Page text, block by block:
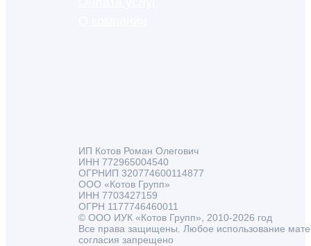
ИП Котов Роман Олегович
ИНН 772965004540
ОГРНИП 320774600114877
ООО «Котов Групп»
ИНН 7703427159
ОГРН 1177746460011
© ООО ИУК «Котов Групп», 2010-2026 год
Все права защищены. Любое использование
согласия запрещено